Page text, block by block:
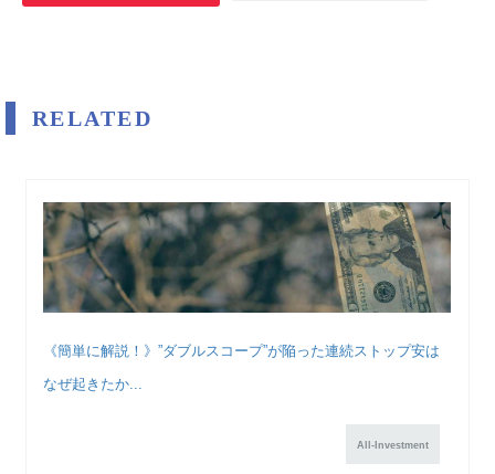
RELATED
《簡単に解説！》”ダブルスコープ”が陥った連続ストップ安は
なぜ起きたか...
All-Investment